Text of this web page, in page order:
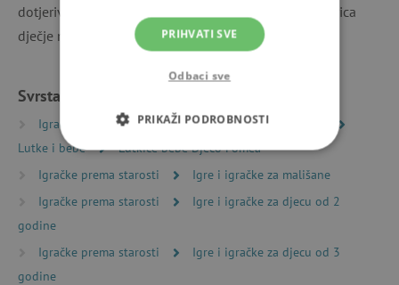
dotjerivanje ili kupanje. Haljine je dizajnirala dizajnerica
dječje mode Tinou Le Joly Sénoville.
Svrstano u kategorije
Igračke prema vrsti
Svijetovi mašte i igre uloga
Lutke i bebe
Lutkice bebe Djeco Pomea
Igračke prema starosti
Igre i igračke za mališane
Igračke prema starosti
Igre i igračke za djecu od 2
godine
Igračke prema starosti
Igre i igračke za djecu od 3
godine
PRIHVATI SVE
Odbaci sve
PRIKAŽI PODROBNOSTI
NUŽNO POTREBNI KOLAČIĆI
IZVEDBA CILJANOST